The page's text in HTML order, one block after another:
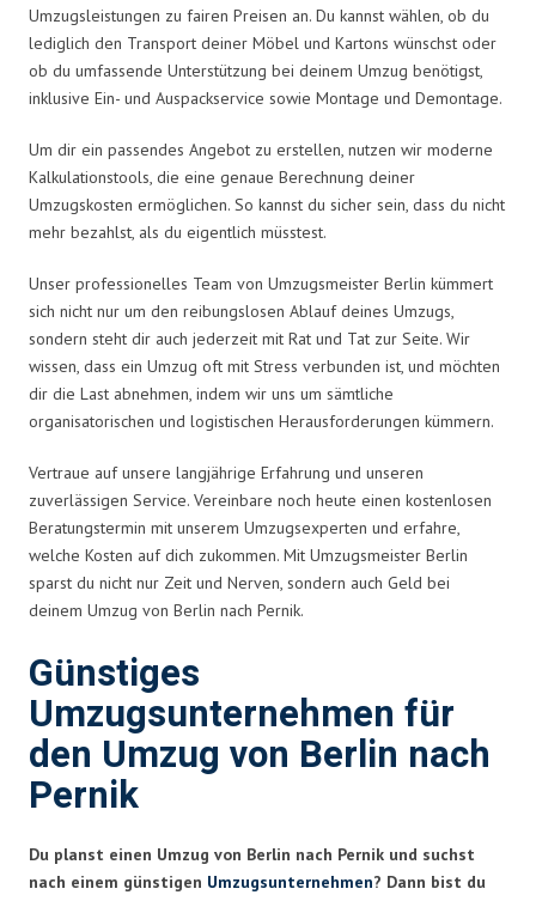
Umzugsleistungen zu fairen Preisen an. Du kannst wählen, ob du
lediglich den Transport deiner Möbel und Kartons wünschst oder
ob du umfassende Unterstützung bei deinem Umzug benötigst,
inklusive Ein- und Auspackservice sowie Montage und Demontage.
Um dir ein passendes Angebot zu erstellen, nutzen wir moderne
Kalkulationstools, die eine genaue Berechnung deiner
Umzugskosten ermöglichen. So kannst du sicher sein, dass du nicht
mehr bezahlst, als du eigentlich müsstest.
Unser professionelles Team von Umzugsmeister Berlin kümmert
sich nicht nur um den reibungslosen Ablauf deines Umzugs,
sondern steht dir auch jederzeit mit Rat und Tat zur Seite. Wir
wissen, dass ein Umzug oft mit Stress verbunden ist, und möchten
dir die Last abnehmen, indem wir uns um sämtliche
organisatorischen und logistischen Herausforderungen kümmern.
Vertraue auf unsere langjährige Erfahrung und unseren
zuverlässigen Service. Vereinbare noch heute einen kostenlosen
Beratungstermin mit unserem Umzugsexperten und erfahre,
welche Kosten auf dich zukommen. Mit Umzugsmeister Berlin
sparst du nicht nur Zeit und Nerven, sondern auch Geld bei
deinem Umzug von Berlin nach Pernik.
Günstiges
Umzugsunternehmen für
den Umzug von Berlin nach
Pernik
Du planst einen Umzug von Berlin nach Pernik und suchst
nach einem günstigen Umzugsunternehmen? Dann bist du